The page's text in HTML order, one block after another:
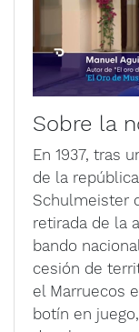
Sobre la
En 1937, tras
de la
Schulmeister
retirada de la
bando
cesión de
el Marruecos
botín en